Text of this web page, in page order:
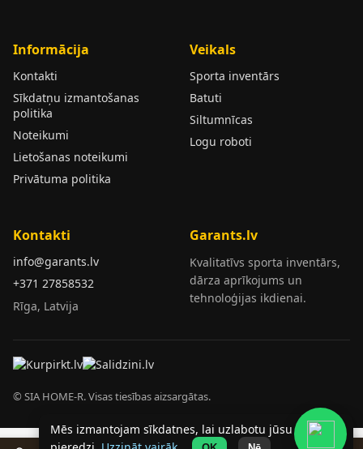
Informācija
Kontakti
Sīkdatņu izmantošanas
politika
Noteikumi
Lietošanas noteikumi
Privātuma politika
Veikals
Sporta inventārs
Batuti
Siltumnīcas
Logu roboti
Kontakti
info@garants.lv
+371 27858532
Rīga, Latvija
Garants.lv
Kvalitatīvs sporta inventārs,
dārza aprīkojums un
tehnoloģijas ikdienai.
© SIA HOME-R. Visas tiesības aizsargātas.
Mēs izmantojam sīkdatnes, lai uzlabotu jūsu